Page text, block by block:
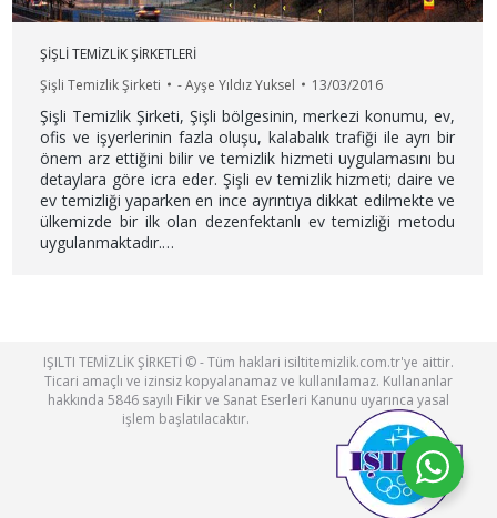
ŞİŞLİ TEMİZLİK ŞİRKETLERİ
Şişli Temizlik Şirketi
-Ayşe Yıldız Yuksel 13/03/2016
Şişli Temizlik Şirketi, Şişli bölgesinin, merkezi konumu, ev,
ofis ve işyerlerinin fazla oluşu, kalabalık trafiği ile ayrı bir
önem arz ettiğini bilir ve temizlik hizmeti uygulamasını bu
detaylara göre icra eder. Şişli ev temizlik hizmeti; daire ve
ev temizliği yaparken en ince ayrıntıya dikkat edilmekte ve
ülkemizde bir ilk olan dezenfektanlı ev temizliği metodu
uygulanmaktadır.…
IŞILTI TEMİZLİK ŞİRKETİ © - Tüm haklari isiltitemizlik.com.tr'ye aittir.
Ticari amaçlı ve izinsiz kopyalanamaz ve kullanılamaz. Kullananlar
hakkında 5846 sayılı Fikir ve Sanat Eserleri Kanunu uyarınca yasal
işlem başlatılacaktır.